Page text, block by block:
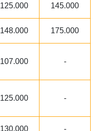
125.000 145.000
148.000 175.000
107.000 -
125.000 -
130.000 -